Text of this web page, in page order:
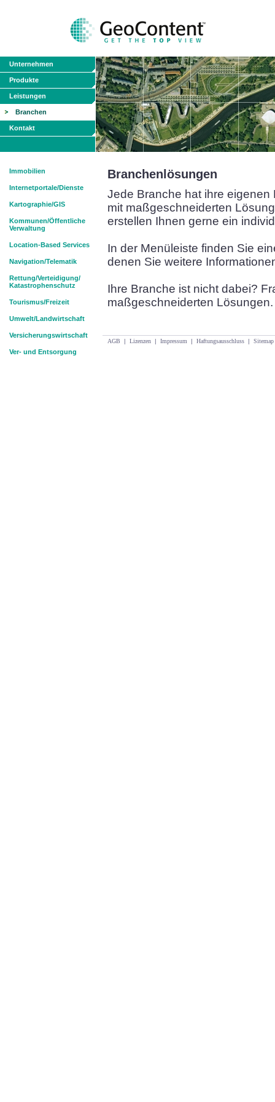
Unternehmen
Produkte
Leistungen
Branchen
Kontakt
Immobilien
Internetportale/Dienste
Kartographie/GIS
Kommunen/Öffentliche
Verwaltung
Location-Based Services
Navigation/Telematik
Rettung/Verteidigung/
Katastrophenschutz
Tourismus/Freizeit
Umwelt/Landwirtschaft
Versicherungswirtschaft
Ver- und Entsorgung
Branchenlösungen
Jede Branche hat ihre eigenen
mit maßgeschneiderten
erstellen Ihnen gerne ein
In der Menüleiste finden Sie
denen Sie weitere
Ihre Branche ist nicht dabei?
maßgeschneiderten Lösungen.
AGB | Lizenzen | Impressum | Haftungsausschluss | Sitemap